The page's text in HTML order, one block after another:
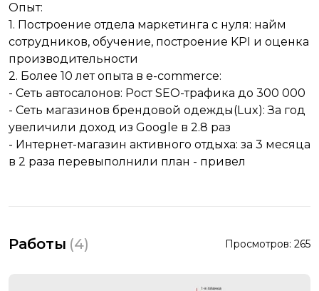
Опыт:
1. Построение отдела маркетинга с нуля: найм
сотрудников, обучение, построение KPI и оценка
производительности
2. Более 10 лет опыта в e-commerce:
- Сеть автосалонов: Рост SEO-трафика до 300 000
- Сеть магазинов брендовой одежды(Lux): За год
увеличили доход из Google в 2.8 раз
- Интернет-магазин активного отдыха: за 3 месяца
в 2 раза перевыполнили план - привел
Работы (4) Просмотров: 265